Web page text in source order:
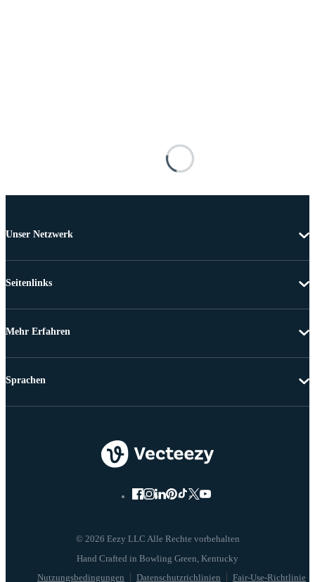
Unser Netzwerk
Seitenlinks
Mehr Erfahren
© 2026 Eezy LLC Alle Rechte vorbehalten
Nutzungsbedingungen Datenschutzrichlinien Fair-Use-Richtlinie
Sprachen